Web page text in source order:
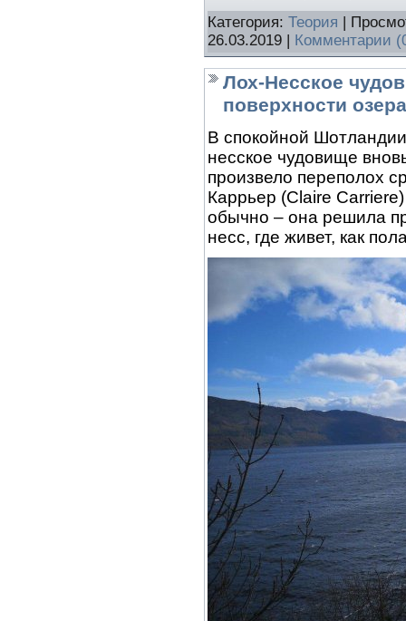
Категория: Теория |
26.03.2019
Комментарии
Лох-Несское
поверхности озера
В спокойной
несское чудовище
произвело переполох
Каррьер (Claire
обычно – она решила
несс, где живет, как